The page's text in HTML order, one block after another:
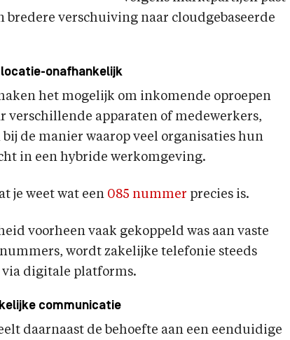
verschuiving naar cloudgebaseerde
onafhankelijk
het mogelijk om inkomende oproepen
verschillende apparaten of medewerkers,
de manier waarop veel organisaties hun
in een hybride werkomgeving.
je weet wat een 085 nummer precies is.
voorheen vaak gekoppeld was aan vaste
wordt zakelijke telefonie steeds
digitale platforms.
communicatie
daarnaast de behoefte aan een eenduidige